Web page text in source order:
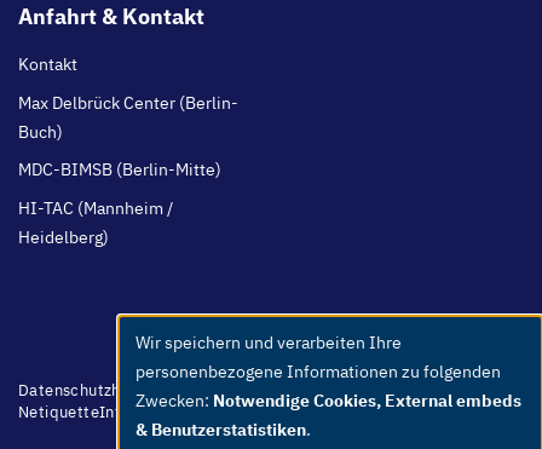
Anfahrt & Kontakt
Kontakt
Max Delbrück Center (Berlin-
Buch)
MDC-BIMSB (Berlin-Mitte)
HI-TAC (Mannheim /
Heidelberg)
Footer
menu
Datenschutzhinweis BarrierefreiheitLeichte Sprache
Whistleblower
NetiquetteInternImpressum
Use
of
personal
data
Wir speichern und verarbeiten Ihre
personenbezogene Informationen zu folgenden
Zwecken: Notwendige Cookies, External embeds
& Benutzerstatistiken.